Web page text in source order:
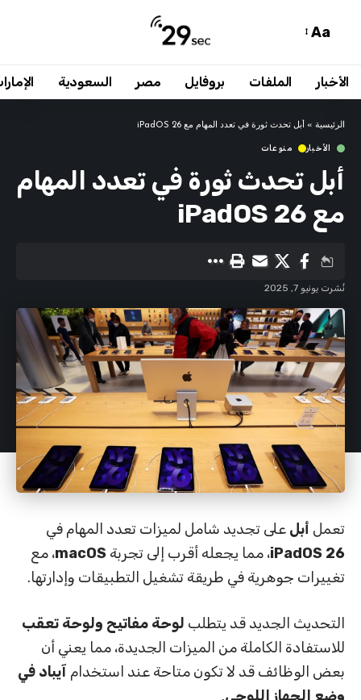
Aa
الأخبار الملفات بروفايل مصر السعودية
الرئيسية » أبل تحدث ثورة في تعدد المهام مع iPadOS 26
الأخبار منوعات
أبل تحدث ثورة في تعدد المهام
مع iPadOS 26
نُشرت يونيو 7, 2025
تعمل أبل على تجديد شامل لميزات تعدد المهام في
iPadOS 26، مما يجعله أقرب إلى تجربة macOS، مع
تغييرات جوهرية في طريقة تشغيل التطبيقات وإدارتها.
التحديث الجديد قد يتطلب لوحة مفاتيح ولوحة تعقب
للاستفادة الكاملة من الميزات الجديدة، مما يعني أن
بعض الوظائف قد لا تكون متاحة عند استخدام آيباد في
وضع الجهاز اللوحي.